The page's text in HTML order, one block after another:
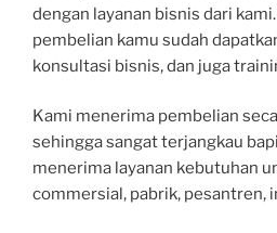
dengan layanan bisnis dari
pembelian kamu sudah
konsultasi bisnis, dan juga
Kami menerima pembelian
sehingga sangat terjangkau
menerima layanan kebutuhan
commersial, pabrik, pesantren,